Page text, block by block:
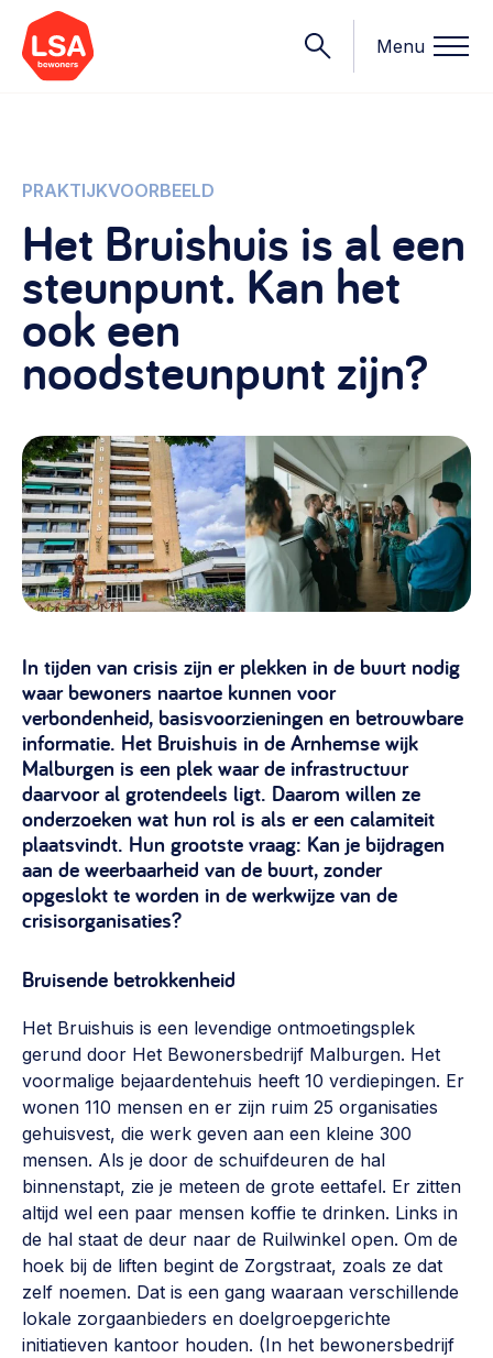
Menu
Onderwerpen
Starten van een initiatief
Rechtsvormen, positionering, organisatiemodellen >
Financiën
Financieringsvormen, administratie, begroting en omzet >
Organisatie en beheer
Bestuur, horeca, evenementen, verhuur en communicatie >
Vrijwilligers en medewerkers
Werving, contracten en vergoedingen, betaalde krachten
>
Eigen gebouw
ontmoetingsplekken >
Sociaal ondernemen
Bewonersbedrijf starten, ondernemingsplan maken >
Buurtbewoners verbinden
Community building en ABCD, welkomstcultuur >
Zorgzame gemeenschappen
Betrokken buurten, contact stimuleren, netwerken
uitbreiden >
Wijkaanpak
Weerbare gemeenschappen
Voorbereiden op crisis, noodsteunpunten,
ontmoetingsplekken >
Buurtenergie
Energiecollectieven, buurt vergroenen, SDG >
Meebeslissen
Uitdaagrecht, gemeenschapsfondsen, lokale democratie >
Samenwerken en lokale politiek
Lobbyen, invloed uitoefenen, maatschappelijke impact >
Wat we doen
Onze leden
Contact
Nieuws
Opinie
Bijeenkomsten
Team
Lid worden
Vraag stellen
030 231 7511
info@lsabewoners.nl
PRAKTIJKVOORBEELD
Het Bruishuis is al een
steunpunt. Kan het
ook een
noodsteunpunt zijn?
In tijden van crisis zijn er plekken in de buurt nodig
waar bewoners naartoe kunnen voor
verbondenheid, basisvoorzieningen en betrouwbare
informatie. Het Bruishuis in de Arnhemse wijk
Malburgen is een plek waar de infrastructuur
daarvoor al grotendeels ligt. Daarom willen ze
onderzoeken wat hun rol is als er een calamiteit
plaatsvindt. Hun grootste vraag: Kan je bijdragen
aan de weerbaarheid van de buurt, zonder
opgeslokt te worden in de werkwijze van de
crisisorganisaties?
Bruisende betrokkenheid
Het Bruishuis is een levendige ontmoetingsplek
gerund door Het Bewonersbedrijf Malburgen. Het
voormalige bejaardentehuis heeft 10 verdiepingen. Er
wonen 110 mensen en er zijn ruim 25 organisaties
gehuisvest, die werk geven aan een kleine 300
mensen. Als je door de schuifdeuren de hal
binnenstapt, zie je meteen de grote eettafel. Er zitten
altijd wel een paar mensen koffie te drinken. Links in
de hal staat de deur naar de Ruilwinkel open. Om de
hoek bij de liften begint de Zorgstraat, zoals ze dat
zelf noemen. Dat is een gang waaraan verschillende
lokale zorgaanbieders en doelgroepgerichte
initiatieven kantoor houden. (In het bewonersbedrijf